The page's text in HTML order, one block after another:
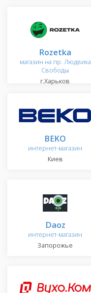
Rozetka
магазин на пр. Людвика
Свободы
г.Харьков
BEKO
интернет-магазин
Киев
Daoz
интернет-магазин
Запорожье